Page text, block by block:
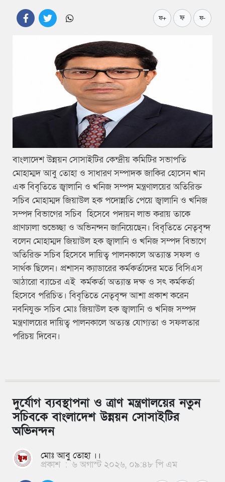
ফ+ ফ ফ-
বাংলাদেশ উন্নয়ন সোসাইটির কেন্দ্রীয় কমিটির সভাপতি
মোহাম্মদ আবু তোহা ও সাধারণ সম্পাদক জাকির হোসেন খান
এক বিবৃতিতে জ্বালানি ও খনিজ সম্পদ মন্ত্রণালয়ের অতিরিক্ত
সচিব মোহাম্মদ জিয়াউল হক পদোন্নতি পেয়ে জ্বালানি ও খনিজ
সম্পদ বিভাগের সচিব হিসেবে পদায়ন লাভ করায় তাকে
প্রাণঢালা শুভেচ্ছা ও অভিনন্দন জানিয়েছেন। বিবৃতিতে নেতৃবৃন্দ
বলেন মোহাম্মদ জিয়াউল হক জ্বালানি ও খনিজ সম্পদ বিভাগে
অতিরিক্ত সচিব হিসেবে দায়িত্ব পালনকালে অত্যান্ত সফল ও
সার্থক ছিলেন। প্রশাসন ক্যাডারের কর্মকর্তাদের মতে বিসিএস
আঠারো ব্যাচের এই কর্মকর্তা অত্যান্ত দক্ষ ও সৎ কর্মকর্তা
হিসেবে পরিচিত। বিবৃতিতে নেতৃবৃন্দ আশা প্রকাশ করেন
নবনিযুক্ত সচিব মোঃ জিয়াউল হক জ্বালানি ও খনিজ সম্পদ
মন্ত্রণালয়ের দায়িত্ব পালনকালে অত্যন্ত যোগ্যতা ও সফলতার
পরিচয় দিবেন।
দুর্যোগ ব্যবস্থাপনা ও ত্রাণ মন্ত্রণালয়ের নতুন
সচিবকে বাংলাদেশ উন্নয়ন সোসাইটির
অভিনন্দন
মোঃ আবু তোহা ।।
প্রকাশ : ৬ অগাস্ট ২০২৬, ০৯:৪৮ পি এম